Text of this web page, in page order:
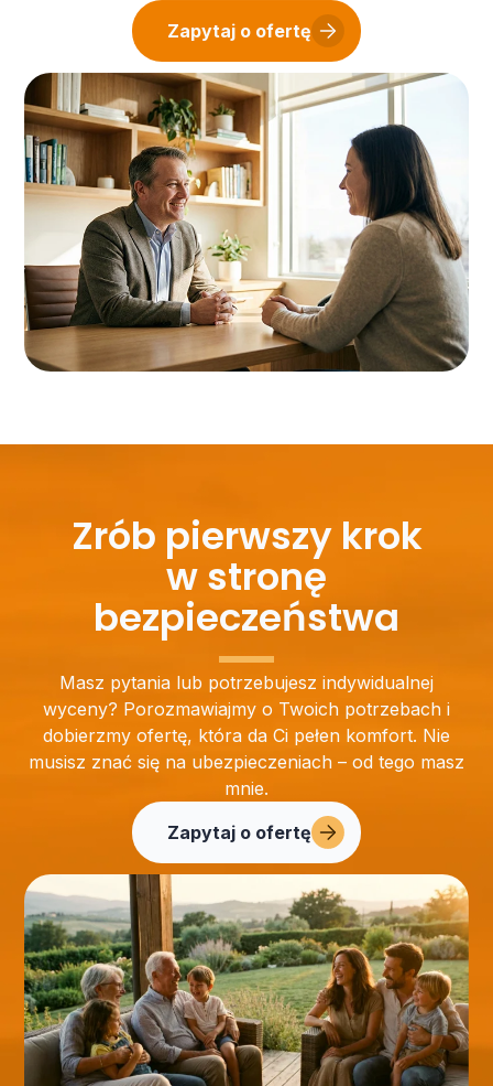
Zapytaj o ofertę
Zrób pierwszy krok
w stronę
bezpieczeństwa
Masz pytania lub potrzebujesz indywidualnej
wyceny? Porozmawiajmy o Twoich potrzebach i
dobierzmy ofertę, która da Ci pełen komfort. Nie
musisz znać się na ubezpieczeniach – od tego masz
mnie.
Zapytaj o ofertę